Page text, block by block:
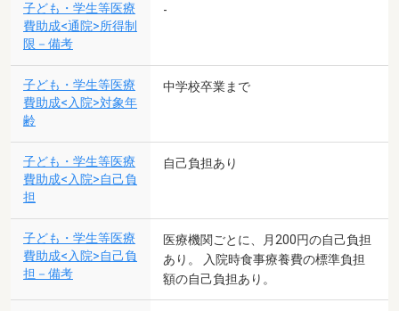
子ども・学生等医療
費助成<通院>所得制
限－備考
-
子ども・学生等医療
費助成<入院>対象年
齢
中学校卒業まで
子ども・学生等医療
費助成<入院>自己負
担
自己負担あり
子ども・学生等医療
費助成<入院>自己負
担－備考
医療機関ごとに、月200円の自己負担
あり。 入院時食事療養費の標準負担
額の自己負担あり。